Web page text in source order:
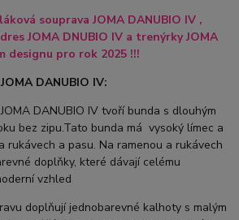
souprava JOMA DANUBIO IV ,
JOMA DNUBIO IV a trenýrky JOMA
designu pro rok 2025 !!!
DANUBIO IV:
DANUBIO IV tvoří bunda s dlouhým
bez zipu.Tato bunda má vysoký límec a
rukávech a pasu. Na ramenou a rukávech
doplňky, které dávají celému
vzhled
doplňují jednobarevné kalhoty s malým